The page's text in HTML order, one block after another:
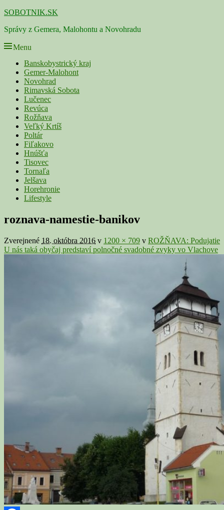
Skip
content
SOBOTNIK.SK
Správy z Gemera, Malohontu a Novohradu
Menu
Primárne
menu
Banskobystrický kraj
Gemer-Malohont
Novohrad
Rimavská Sobota
Lučenec
Revúca
Rožňava
Veľký Krtíš
Poltár
Fiľakovo
Hnúšťa
Tisovec
Tornaľa
Jelšava
Horehronie
Lifestyle
Navigácia
galérii
roznava-namestie-banikov
Zverejnené 18. októbra 2016 v 1200 × 709 v ROŽŇAVA: Podujatie
U nás taká obyčaj predstaví polnočné svadobné zvyky vo Vlachove